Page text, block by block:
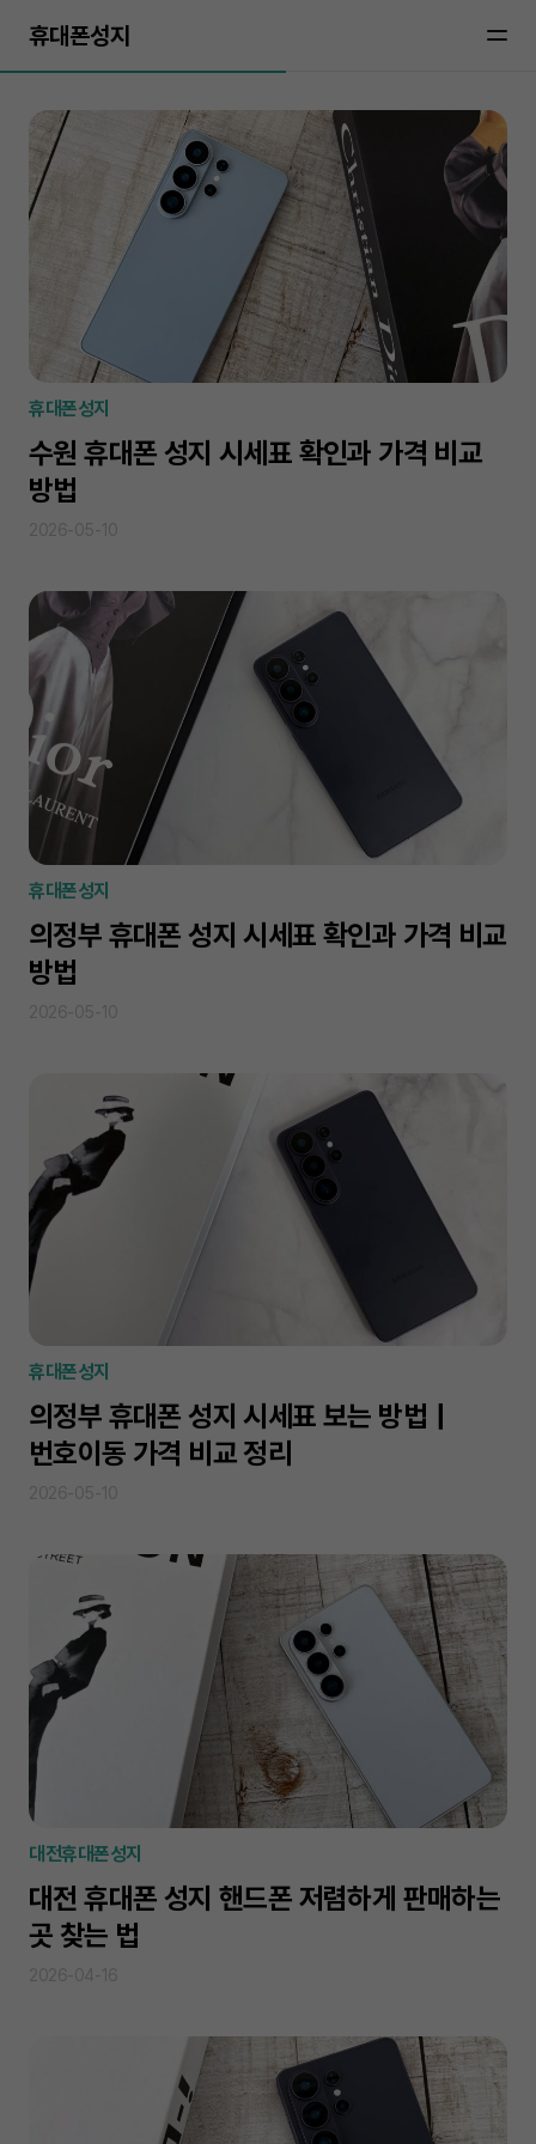
휴대폰성지
휴대폰성지
수원 휴대폰 성지 시세표 확인과 가격 비교
방법
휴대폰성지
의정부 휴대폰 성지 시세표 확인과 가격 비교
방법
휴대폰성지
의정부 휴대폰 성지 시세표 보는 방법｜
번호이동 가격 비교 정리
대전휴대폰성지
대전 휴대폰 성지 핸드폰 저렴하게 판매하는
곳 찾는 법